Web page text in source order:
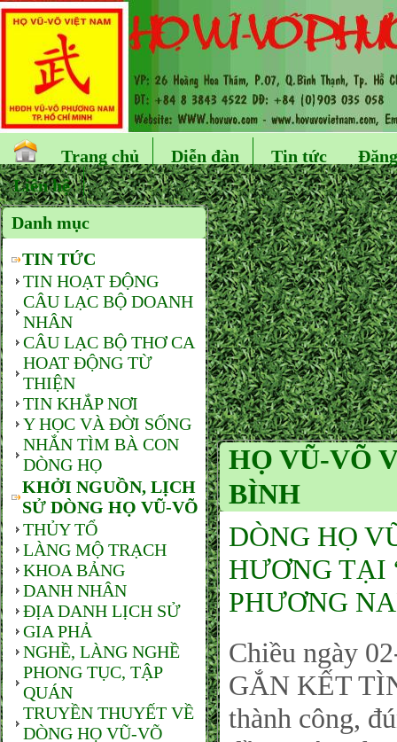
Trang chủ Diễn đàn Tin tức
Liên hệ
Danh mục
TIN TỨC
TIN HOẠT ĐỘNG
CÂU LẠC BỘ DOANH
NHÂN
CÂU LẠC BỘ THƠ CA
HOAT ĐỘNG TỪ
THIỆN
TIN KHẮP NƠI
Y HỌC VÀ ĐỜI SỐNG
NHẮN TÌM BÀ CON
DÒNG HỌ
KHỞI NGUỒN, LỊCH
SỬ DÒNG HỌ VŨ-VÕ
THỦY TỔ
LÀNG MỘ TRẠCH
KHOA BẢNG
DANH NHÂN
ĐỊA DANH LỊCH SỬ
GIA PHẢ
NGHỀ, LÀNG NGHỀ
PHONG TỤC, TẬP
QUÁN
TRUYỀN THUYẾT VỀ
DÒNG HỌ VŨ-VÕ
HỌ VŨ-VÕ
BÌNH
DÒNG HỌ
HƯƠNG TẠI
PHƯƠNG
Chiều ngày
GẮN KẾT
thành công,